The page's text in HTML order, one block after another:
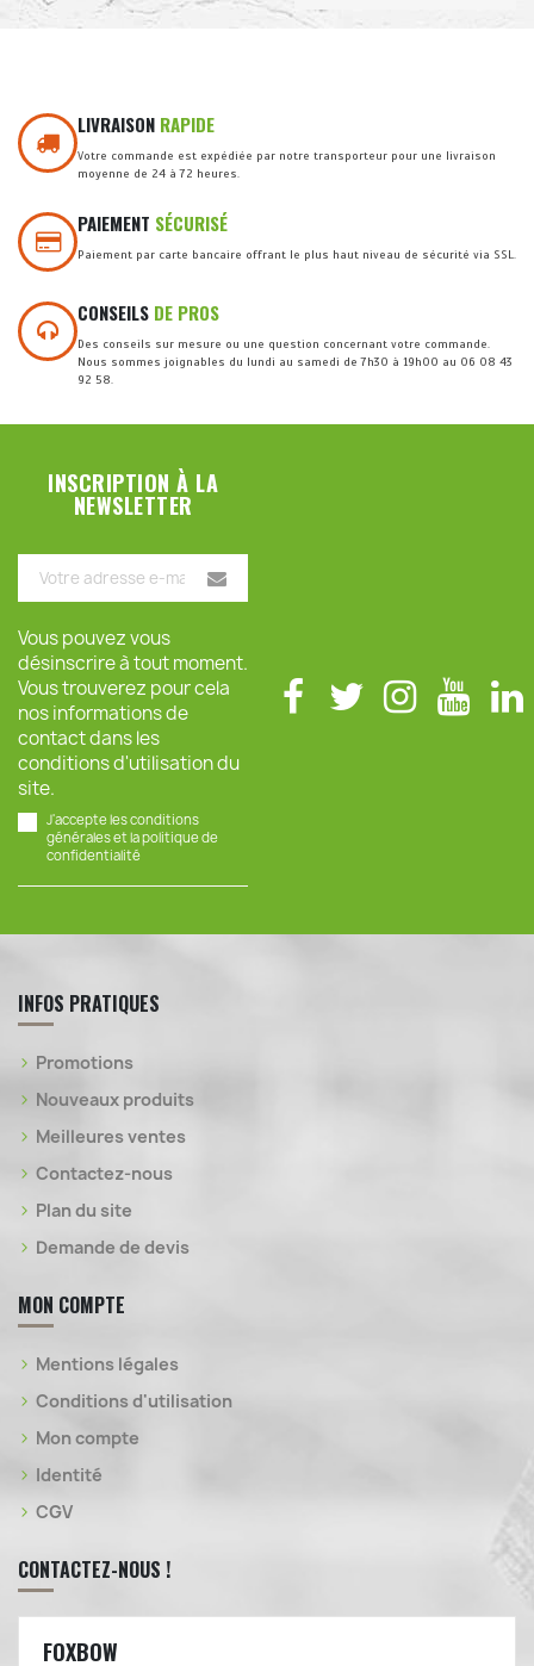
LIVRAISON RAPIDE
Votre commande est expédiée par notre transporteur pour une livraison
moyenne de 24 à 72 heures.
PAIEMENT SÉCURISÉ
Paiement par carte bancaire offrant le plus haut niveau de sécurité via SSL.
CONSEILS DE PROS
Des conseils sur mesure ou une question concernant votre commande.
Nous sommes joignables du lundi au samedi de 7h30 à 19h00 au 06 08 43
92 58.
INSCRIPTION À LA
NEWSLETTER
Vous pouvez vous
désinscrire à tout moment.
Vous trouverez pour cela
nos informations de
contact dans les
conditions d'utilisation du
site.
J'accepte les conditions
générales et la politique de
confidentialité
INFOS PRATIQUES
Promotions
Nouveaux produits
Meilleures ventes
Contactez-nous
Plan du site
Demande de devis
MON COMPTE
Mentions légales
Conditions d'utilisation
Mon compte
Identité
CGV
CONTACTEZ-NOUS !
FOXBOW